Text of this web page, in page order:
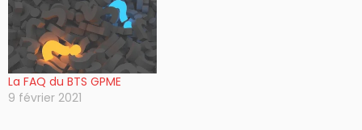
La FAQ du BTS GPME
9 février 2021